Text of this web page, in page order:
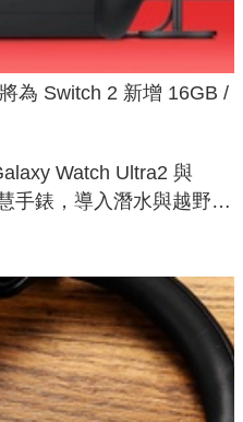
為 Switch 2 新增 16GB /
Watch Ultra2 與
手錶，導入潛水與越野跑